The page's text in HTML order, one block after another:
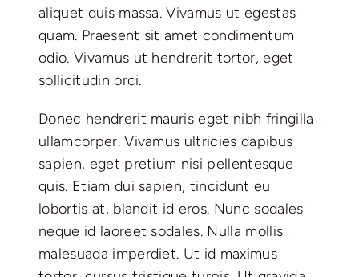
aliquet quis massa. Vivamus ut egestas
quam. Praesent sit amet condimentum
odio. Vivamus ut hendrerit tortor, eget
sollicitudin orci.
Donec hendrerit mauris eget nibh fringilla
ullamcorper. Vivamus ultricies dapibus
sapien, eget pretium nisi pellentesque
quis. Etiam dui sapien, tincidunt eu
lobortis at, blandit id eros. Nunc sodales
neque id laoreet sodales. Nulla mollis
malesuada imperdiet. Ut id maximus